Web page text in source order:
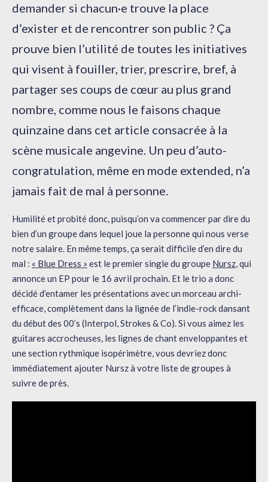
demander si chacun·e trouve la place
d’exister et de rencontrer son public ? Ça
prouve bien l’utilité de toutes les initiatives
qui visent à fouiller, trier, prescrire, bref, à
partager ses coups de cœur au plus grand
nombre, comme nous le faisons chaque
quinzaine dans cet article consacrée à la
scène musicale angevine. Un peu d’auto-
congratulation, même en mode extended, n’a
jamais fait de mal à personne.
Humilité et probité donc, puisqu’on va commencer par dire du
bien d’un groupe dans lequel joue la personne qui nous verse
notre salaire. En même temps, ça serait difficile d’en dire du
mal : « Blue Dress » est le premier single du groupe Nursz, qui
annonce un EP pour le 16 avril prochain. Et le trio a donc
décidé d’entamer les présentations avec un morceau archi-
efficace, complètement dans la lignée de l’indie-rock dansant
du début des 00’s (Interpol, Strokes & Co). Si vous aimez les
guitares accrocheuses, les lignes de chant enveloppantes et
une section rythmique isopérimètre, vous devriez donc
immédiatement ajouter Nursz à votre liste de groupes à
suivre de près.